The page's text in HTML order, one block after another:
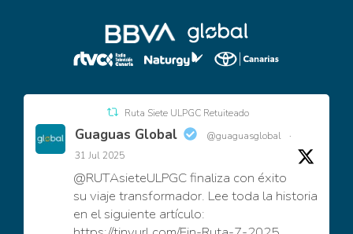
Ruta Siete ULPGC Retuiteado
Guaguas Global @guaguasglobal
·
31 Jul 2025
@RUTAsieteULPGCfinaliza con éxito
su viaje transformador. Lee toda la historia
en el siguiente artículo: